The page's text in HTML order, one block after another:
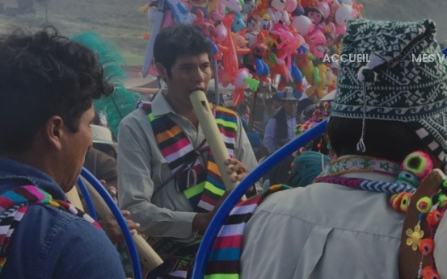
ACCUEIL MES